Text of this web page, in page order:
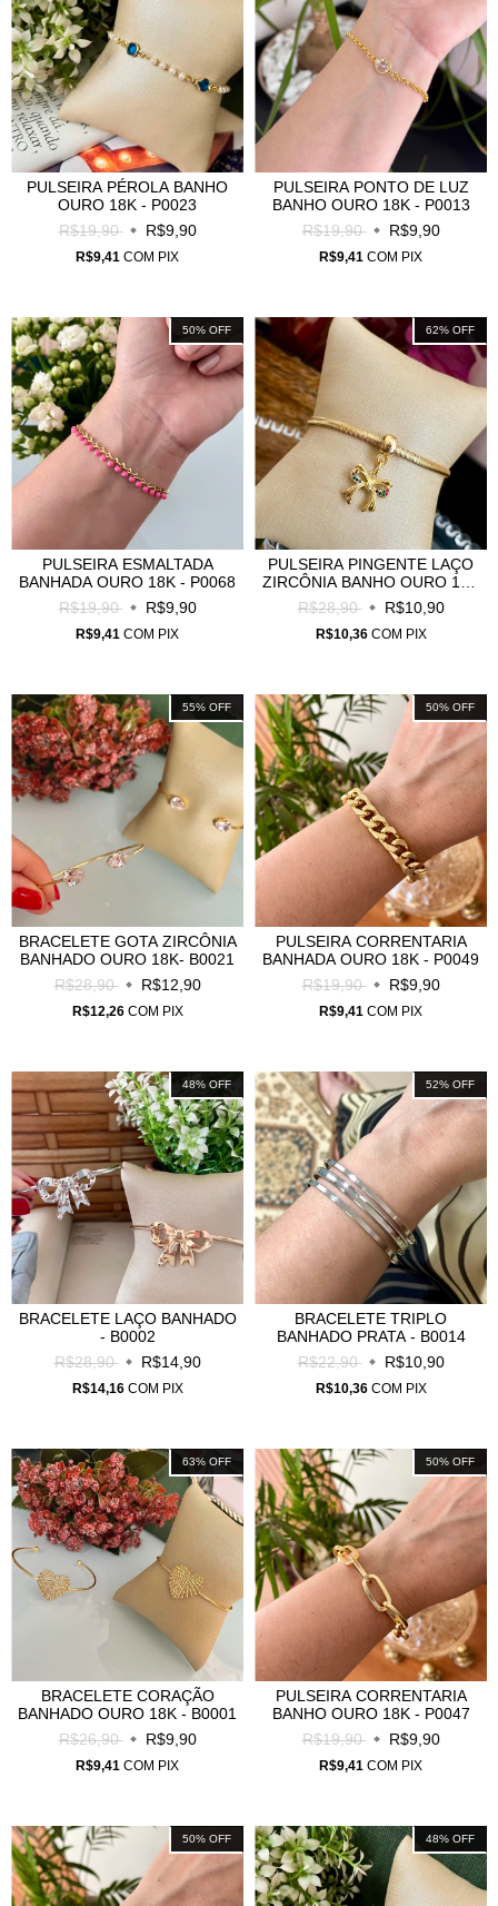
PULSEIRA PÉROLA BANHO
OURO 18K - P0023
R$19,90
R$9,90
R$9,41 COM PIX
PULSEIRA PONTO DE LUZ
BANHO OURO 18K - P0013
R$19,90
R$9,90
R$9,41 COM PIX
50% OFF
PULSEIRA ESMALTADA
BANHADA OURO 18K - P0068
R$19,90
R$9,90
R$9,41 COM PIX
62% OFF
PULSEIRA PINGENTE LAÇO
ZIRCÔNIA BANHO OURO 18K
- P0002
R$28,90 R$10,90
R$10,36 COM PIX
55% OFF
BRACELETE GOTA ZIRCÔNIA
BANHADO OURO 18K- B0021
R$28,90
R$12,90
R$12,26 COM PIX
50% OFF
PULSEIRA CORRENTARIA
BANHADA OURO 18K - P0049
R$19,90
R$9,90
R$9,41 COM PIX
48% OFF
BRACELETE LAÇO BANHADO
- B0002
R$28,90
R$14,90
R$14,16 COM PIX
52% OFF
BRACELETE TRIPLO
BANHADO PRATA - B0014
R$22,90
R$10,90
R$10,36 COM PIX
63% OFF
BRACELETE CORAÇÃO
BANHADO OURO 18K - B0001
R$26,90
R$9,90
R$9,41 COM PIX
50% OFF
PULSEIRA CORRENTARIA
BANHO OURO 18K - P0047
R$19,90
R$9,90
R$9,41 COM PIX
50% OFF 48% OFF